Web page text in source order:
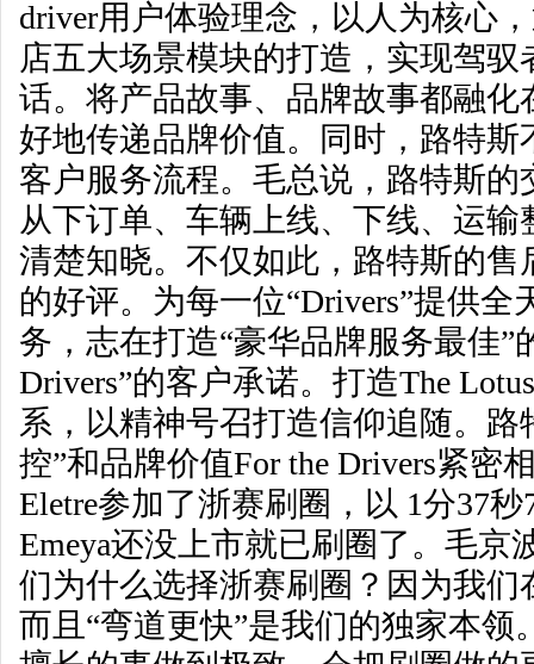
driver用户体验理念，以人为核心
店五大场景模块的打造，实现驾
话。将产品故事、品牌故事都融化
好地传递品牌价值。同时，路特斯
客户服务流程。毛总说，路特斯的
从下订单、车辆上线、下线、运
清楚知晓。不仅如此，路特斯的售
的好评。为每一位“Drivers”提供全
务，志在打造“豪华品牌服务最佳”
Drivers”的客户承诺。打造The
系，以精神号召打造信仰追随。路
控”和品牌价值For the Drivers紧密
Eletre参加了浙赛刷圈，以 1分37
Emeya还没上市就已刷圈了。毛京
们为什么选择浙赛刷圈？因为我们
而且“弯道更快”是我们的独家本领